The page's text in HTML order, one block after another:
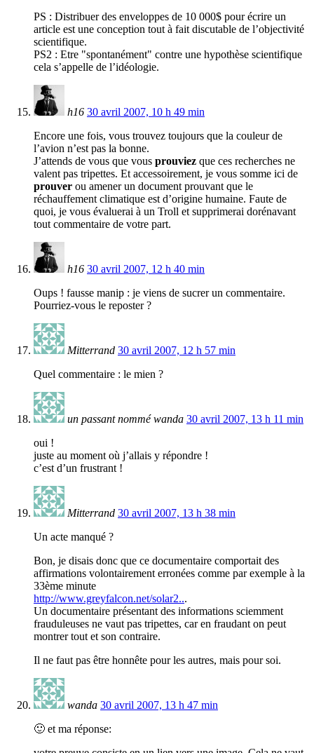
PS : Distribuer des enveloppes de 10 000$ pour écrire un
article est une conception tout à fait discutable de l’objectivité
scientifique.
PS2 : Etre "spontanément" contre une hypothèse scientifique
cela s’appelle de l’idéologie.
h16 30 avril 2007, 10 h 49 min
Encore une fois, vous trouvez toujours que la couleur de
l’avion n’est pas la bonne.
J’attends de vous que vous prouviez que ces recherches ne
valent pas tripettes. Et accessoirement, je vous somme ici de
prouver ou amener un document prouvant que le
réchauffement climatique est d’origine humaine. Faute de
quoi, je vous évaluerai à un Troll et supprimerai dorénavant
tout commentaire de votre part.
h16 30 avril 2007, 12 h 40 min
Oups ! fausse manip : je viens de sucrer un commentaire.
Pourriez-vous le reposter ?
Mitterrand 30 avril 2007, 12 h 57 min
Quel commentaire : le mien ?
un passant nommé wanda 30 avril 2007, 13 h 11 min
oui !
juste au moment où j’allais y répondre !
c’est d’un frustrant !
Mitterrand 30 avril 2007, 13 h 38 min
Un acte manqué ?
Bon, je disais donc que ce documentaire comportait des
affirmations volontairement erronées comme par exemple à la
33ème minute
http://www.greyfalcon.net/solar2...
Un documentaire présentant des informations sciemment
frauduleuses ne vaut pas tripettes, car en fraudant on peut
montrer tout et son contraire.
Il ne faut pas être honnête pour les autres, mais pour soi.
wanda 30 avril 2007, 13 h 47 min
🙂 et ma réponse: